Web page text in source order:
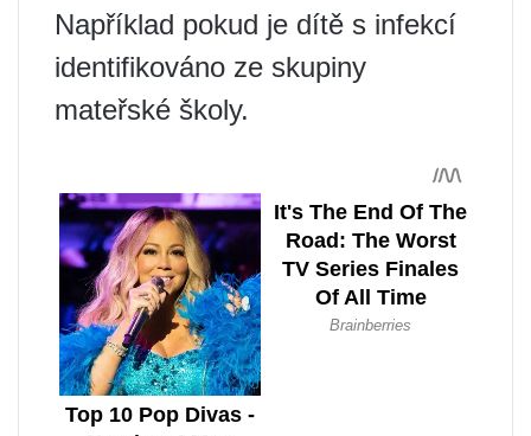
Například pokud je dítě s infekcí
identifikováno ze skupiny
mateřské školy.